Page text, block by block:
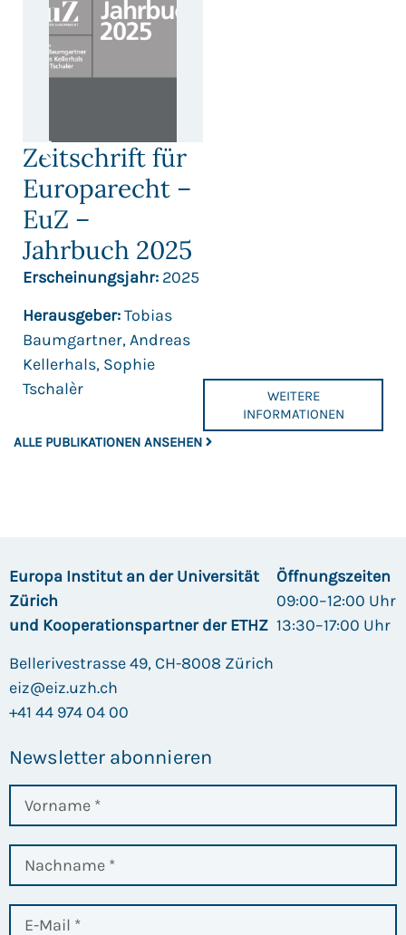
ALLE PUBLIKATIONEN ANSEHEN
Zeitschrift für
Europarecht –
EuZ –
Jahrbuch 2025
Erscheinungsjahr: 2025
Herausgeber:Tobias
Baumgartner, Andreas
Kellerhals, Sophie
Tschalèr
WEITERE
INFORMATIONEN
Europa Institut an der Universität
Zürich
und Kooperationspartner der ETHZ
Bellerivestrasse 49, CH-8008 Zürich
eiz@eiz.uzh.ch
+41 44 974 04 00
Öffnungszeiten
09:00–12:00 Uhr
13:30–17:00 Uhr
Newsletter abonnieren